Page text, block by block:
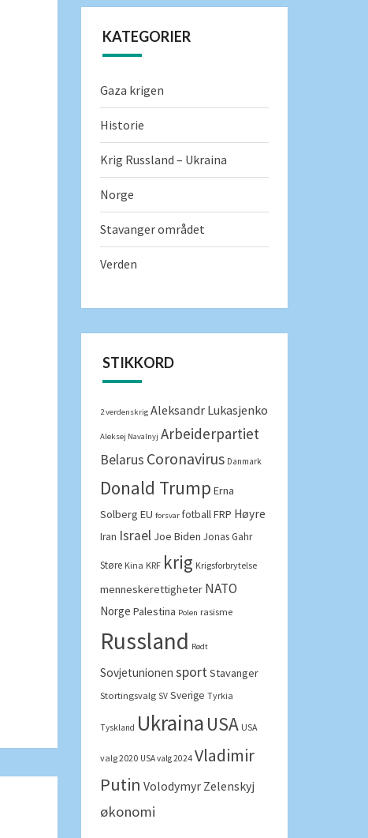
KATEGORIER
Gaza krigen
Historie
Krig Russland – Ukraina
Norge
Stavanger området
Verden
STIKKORD
2 verdenskrig Aleksandr Lukasjenko
Aleksej Navalnyj Arbeiderpartiet
Belarus Coronavirus Danmark
Donald Trump Erna
Solberg EU forsvar fotball FRP Høyre
Iran Israel Joe Biden Jonas Gahr
Støre Kina KRF krig Krigsforbrytelse
menneskerettigheter NATO
Norge Palestina Polen rasisme
Russland Rødt
Sovjetunionen sportStavanger
Stortingsvalg SV Sverige Tyrkia
Tyskland Ukraina USA USA
valg 2020 USA valg 2024 Vladimir
Putin Volodymyr Zelenskyj
økonomi